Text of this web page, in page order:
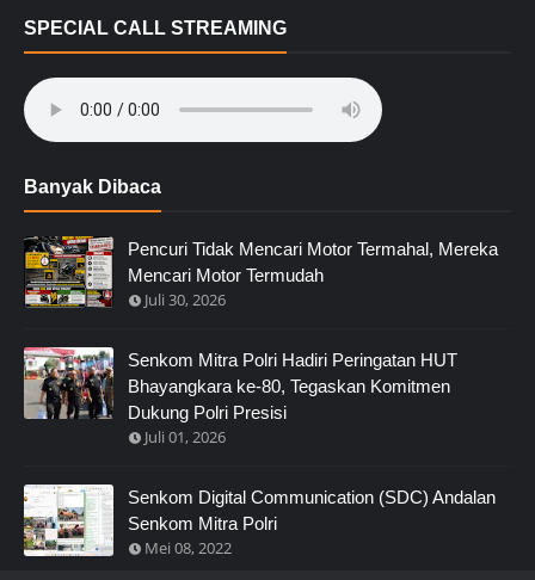
SPECIAL CALL STREAMING
Banyak Dibaca
Pencuri Tidak Mencari Motor Termahal, Mereka
Mencari Motor Termudah
Juli 30, 2026
Senkom Mitra Polri Hadiri Peringatan HUT
Bhayangkara ke-80, Tegaskan Komitmen
Dukung Polri Presisi
Juli 01, 2026
Senkom Digital Communication (SDC) Andalan
Senkom Mitra Polri
Mei 08, 2022